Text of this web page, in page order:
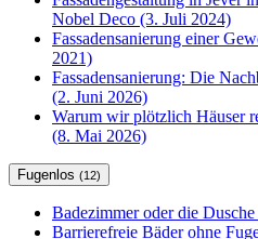
Nobel Deco (3. Juli 2024)
Fassadensanierung einer
2021)
Fassadensanierung: Die
(2. Juni 2026)
Warum wir plötzlich Häuser
(8. Mai 2026)
Fugenlos (12)
Badezimmer oder die
Barrierefreie Bäder ohne